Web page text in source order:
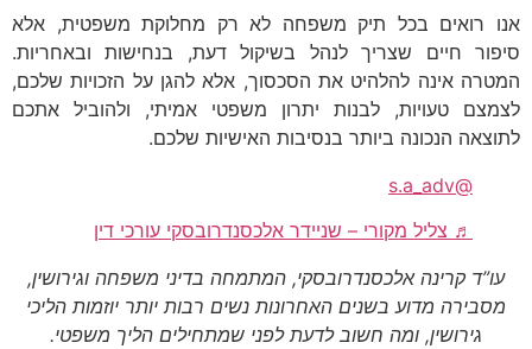
אנו רואים בכל תיק משפחה לא רק מחלוקת משפטית, אלא
סיפור חיים שצריך לנהל בשיקול דעת, בנחישות ובאחריות.
המטרה אינה להלהיט את הסכסוך, אלא להגן על הזכויות שלכם,
לצמצם טעויות, לבנות יתרון משפטי אמיתי, ולהוביל אתכם
לתוצאה הנכונה ביותר בנסיבות האישיות שלכם.
@s.a_adv
♬ צליל מקורי – שניידר אלכסנדרובסקי עורכי דין
עו”ד קרינה אלכסנדרובסקי, המתמחה בדיני משפחה וגירושין,
מסבירה מדוע בשנים האחרונות נשים רבות יותר יוזמות הליכי
גירושין, ומה חשוב לדעת לפני שמתחילים הליך משפטי.